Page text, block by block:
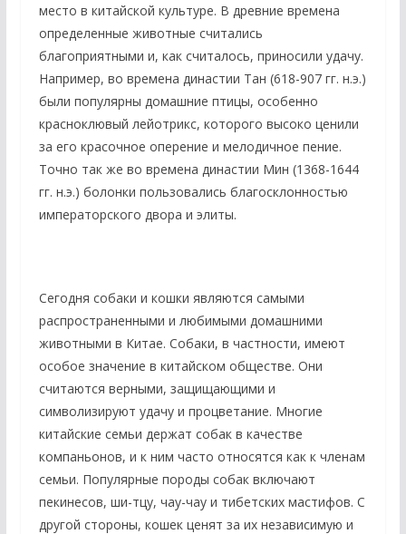
место в китайской культуре. В древние времена
определенные животные считались
благоприятными и, как считалось, приносили удачу.
Например, во времена династии Тан (618-907 гг. н.э.)
были популярны домашние птицы, особенно
красноклювый лейотрикс, которого высоко ценили
за его красочное оперение и мелодичное пение.
Точно так же во времена династии Мин (1368-1644
гг. н.э.) болонки пользовались благосклонностью
императорского двора и элиты.
Сегодня собаки и кошки являются самыми
распространенными и любимыми домашними
животными в Китае. Собаки, в частности, имеют
особое значение в китайском обществе. Они
считаются верными, защищающими и
символизируют удачу и процветание. Многие
китайские семьи держат собак в качестве
компаньонов, и к ним часто относятся как к членам
семьи. Популярные породы собак включают
пекинесов, ши-тцу, чау-чау и тибетских мастифов. С
другой стороны, кошек ценят за их независимую и